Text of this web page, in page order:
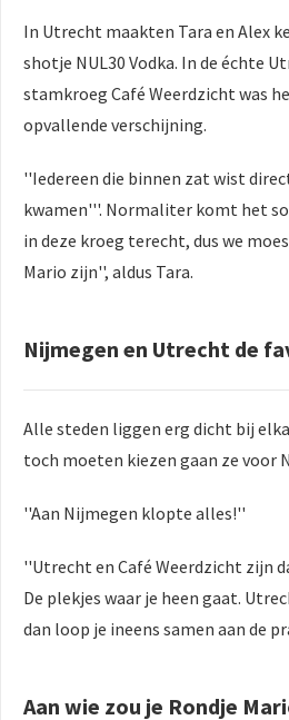
In Utrecht maakten Tara en Alex
shotje NUL30 Vodka. In de échte
stamkroeg Café Weerdzicht was
opvallende verschijning.
''Iedereen die binnen zat wist
kwamen'''. Normaliter komt het
in deze kroeg terecht, dus we
Mario zijn'', aldus Tara.
Nijmegen en Utrecht de
Alle steden liggen erg dicht bij
toch moeten kiezen gaan ze voor
''Aan Nijmegen klopte alles!''
''Utrecht en Café Weerdzicht zijn
De plekjes waar je heen gaat.
dan loop je ineens samen aan de
Aan wie zou je Rondje